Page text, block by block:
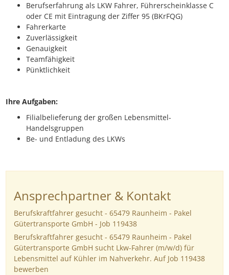
Berufserfahrung als LKW Fahrer, Führerscheinklasse C
oder CE mit Eintragung der Ziffer 95 (BKrFQG)
Fahrerkarte
Zuverlässigkeit
Genauigkeit
Teamfähigkeit
Pünktlichkeit
Ihre Aufgaben:
Filialbelieferung der großen Lebensmittel-
Handelsgruppen
Be- und Entladung des LKWs
Ansprechpartner & Kontakt
Berufskraftfahrer gesucht - 65479 Raunheim - Pakel
Gütertransporte GmbH - Job 119438
Berufskraftfahrer gesucht - 65479 Raunheim - Pakel
Gütertransporte GmbH sucht Lkw-Fahrer (m/w/d) für
Lebensmittel auf Kühler im Nahverkehr. Auf Job 119438
bewerben